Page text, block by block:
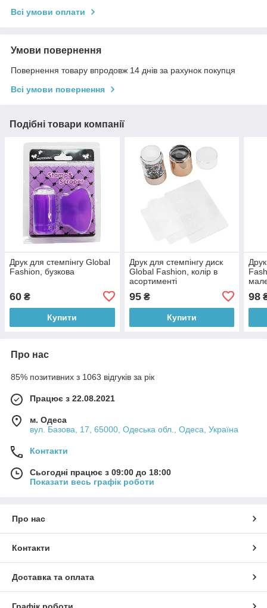
Всі умови оплати
Умови повернення
Повернення товару впродовж 14 днів за рахунок покупця
Всі умови повернення
Подібні товари компанії
Друк для стемпінгу Global
Fashion, бузкова
60 ₴
Купити
Друк для стемпінгу диск
Global Fashion, колір в
асортименті
95₴
Купити
98
Про нас
85% позитивних з 1063 відгуків за рік
Працює з 22.08.2021
м. Одеса
вул. Базова, 17, 65000, Одеська обл., Одеса, Україна
Контакти
Сьогодні працює з 09:00 до 18:00
Показати весь графік роботи
Про нас
Контакти
Доставка та оплата